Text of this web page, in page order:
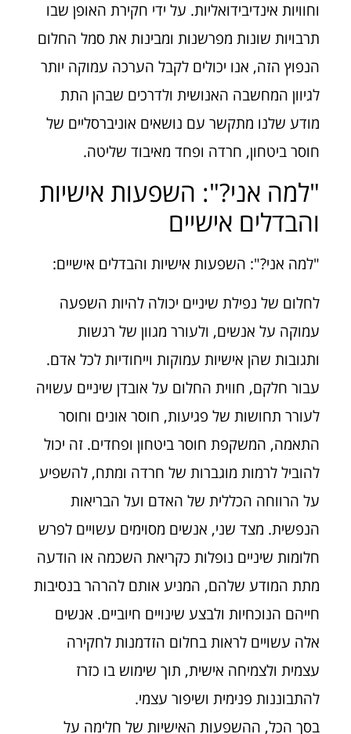
וחוויות אינדיבידואליות. על ידי חקירת האופן שבו
תרבויות שונות מפרשנות ומבינות את סמל החלום
הנפוץ הזה, אנו יכולים לקבל הערכה עמוקה יותר
לגיוון המחשבה האנושית ולדרכים שבהן התת
מודע שלנו מתקשר עם נושאים אוניברסליים של
חוסר ביטחון, חרדה ופחד מאיבוד שליטה.
"למה אני?": השפעות אישיות
והבדלים אישיים
"למה אני?": השפעות אישיות והבדלים אישיים:
לחלום של נפילת שיניים יכולה להיות השפעה
עמוקה על אנשים, ולעורר מגוון של רגשות
ותגובות שהן אישיות עמוקות וייחודיות לכל אדם.
עבור חלקם, חווית החלום על אובדן שיניים עשויה
לעורר תחושות של פגיעות, חוסר אונים וחוסר
התאמה, המשקפת חוסר ביטחון ופחדים. זה יכול
להוביל לרמות מוגברות של חרדה ומתח, להשפיע
על הרווחה הכללית של האדם ועל הבריאות
הנפשית. מצד שני, אנשים מסוימים עשויים לפרש
חלומות שיניים נופלות כקריאת השכמה או הודעה
מתת המודע שלהם, המניע אותם להרהר בנסיבות
חייהם הנוכחיות ולבצע שינויים חיוביים. אנשים
אלה עשויים לראות בחלום הזדמנות לחקירה
עצמית ולצמיחה אישית, תוך שימוש בו כזרז
להתבוננות פנימית ושיפור עצמי.
בסך הכל, ההשפעות האישיות של חלימה על